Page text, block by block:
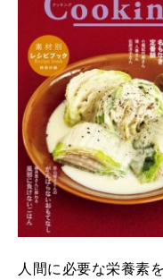
人間に必要な栄養素